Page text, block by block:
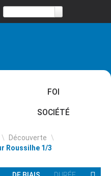
FOI
SOCIÉTÉ
\ Découverte \
Roussilhe 1/3